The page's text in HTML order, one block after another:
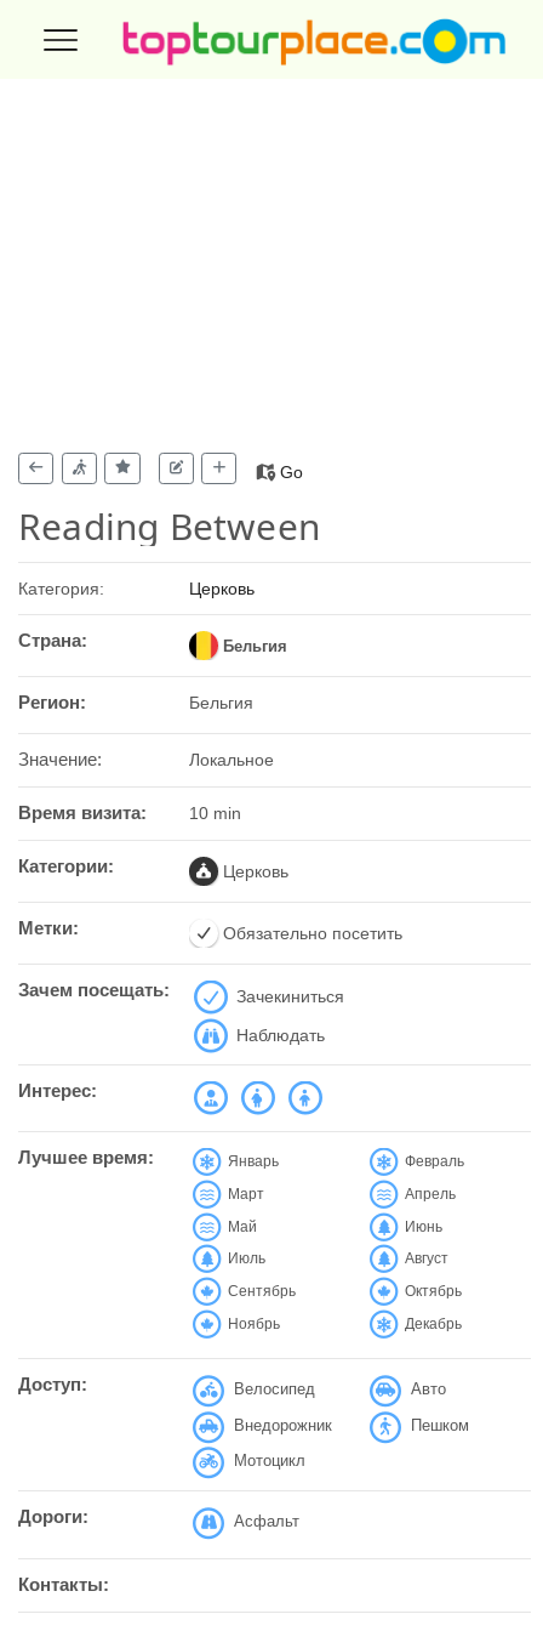
Go
Reading Between
Категория: Церковь
Страна: Бельгия
Регион: Бельгия
Значение: Локальное
Время визита: 10 min
Категории: Церковь
Метки: Обязательно посетить
Зачем посещать:
Зачекиниться
Наблюдать
Интерес:
Лучшее время: Январь Февраль
Март Апрель
Май Июнь
Июль Август
Сентябрь Октябрь
Ноябрь Декабрь
Доступ: Велосипед
Авто
Внедорожник
Пешком
Мотоцикл
Дороги: Асфальт
Контакты: